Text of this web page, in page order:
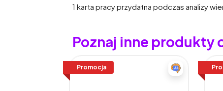
1 karta pracy przydatna podczas analizy
Poznaj inne
Promocja